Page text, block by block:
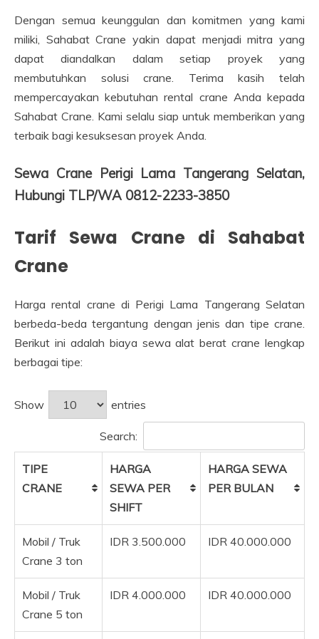
Dengan semua keunggulan dan komitmen yang kami
miliki, Sahabat Crane yakin dapat menjadi mitra yang
dapat diandalkan dalam setiap proyek yang
membutuhkan solusi crane. Terima kasih telah
mempercayakan kebutuhan rental crane Anda kepada
Sahabat Crane. Kami selalu siap untuk memberikan yang
terbaik bagi kesuksesan proyek Anda.
Sewa Crane Perigi Lama Tangerang Selatan,
Hubungi TLP/WA 0812-2233-3850
Tarif Sewa Crane di Sahabat
Crane
Harga rental crane di Perigi Lama Tangerang Selatan
berbeda-beda tergantung dengan jenis dan tipe crane.
Berikut ini adalah biaya sewa alat berat crane lengkap
berbagai tipe:
Show entries
Search:
TIPE
CRANE
HARGA
SEWA PER
SHIFT
HARGA SEWA
PER BULAN
Mobil / Truk
Crane 3 ton
IDR 3.500.000 IDR 40.000.000
Mobil / Truk
Crane 5 ton
IDR 4.000.000 IDR 40.000.000